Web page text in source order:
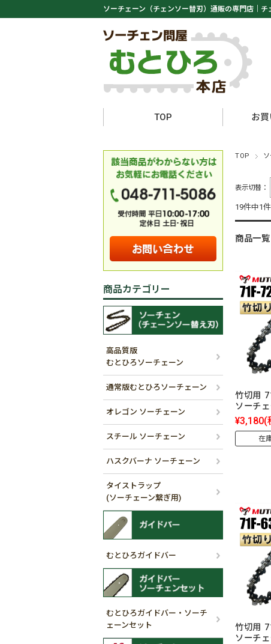
ソーチェーン（チェンソー替刃）通販の専門店｜ チ
TOP お
TOP
表示切替：
19件中1
商品一覧
竹切用
ソーチ
¥3,180(
在
竹切用
ソーチ
商品カテゴリー
高品質版
むとひろソーチェーン
通常版むとひろソーチェーン
オレゴン ソーチェーン
スチール ソーチェーン
ハスクバーナ ソーチェーン
タイストラップ
(ソーチェーン繋ぎ用)
むとひろガイドバー
むとひろガイドバー・ソーチ
ェーンセット